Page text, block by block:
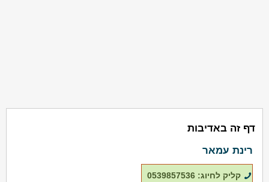
דף זה באדיבות
רינת עמאר
קליק לחיוג: 0539857536